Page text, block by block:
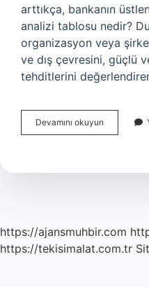
arttıkça, bankanın
analizi tablosu nedir?
organizasyon veya
ve dış çevresini, güçlü
tehditlerini
Devamını okuyun
Unsurları
https://ajansmuhbir.com
https://tekisimalat.com.tr